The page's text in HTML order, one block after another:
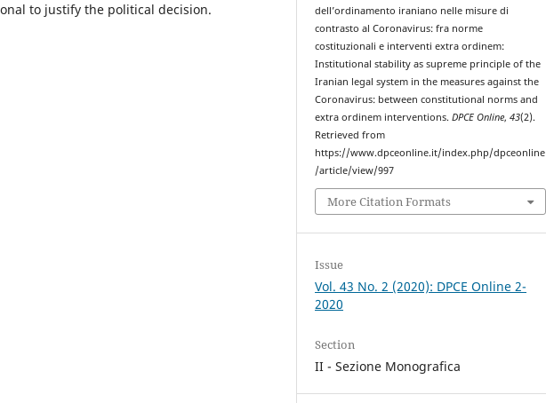
to justify the political decision.
dell’ordinamento iraniano nelle misure di
contrasto al Coronavirus: fra norme
costituzionali e interventi extra ordinem:
Institutional stability as supreme principle of the
Iranian legal system in the measures against the
Coronavirus: between constitutional norms and
extra ordinem interventions.DPCE Online,43(2).
Retrieved from
https://www.dpceonline.it/index.php/dpceonline
/article/view/997
More Citation Formats
Issue
Vol. 43 No. 2 (2020): DPCE Online 2-
2020
Section
II - Sezione Monografica